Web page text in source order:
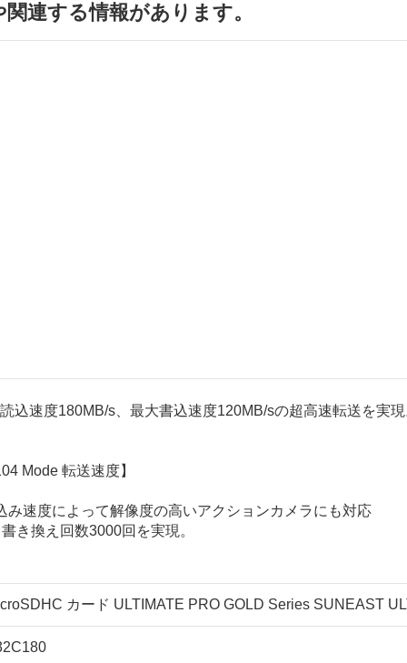
連する情報があります。
込速度180MB/s、最大書込速度120MB/sの超高速転送を実
Mode 転送速度】
速度によって解像度の高いアクションカメラにも対応
き換え回数3000回を実現。
カード ULTIMATE PRO GOLD Series SUNEAST